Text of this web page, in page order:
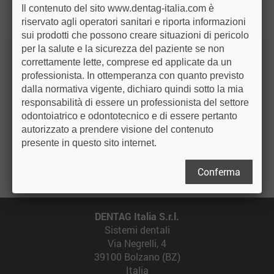
STUDIO DENTISTICO
Isolazione + Siliconi
Isolanti e masse modellabili
DENTAG Italia S.r.l.
Sistemi dentali
Via Negrelli, 4
39100 Bolzano (BZ)
Italia
Il contenuto del sito www.dentag-italia.com è
riservato agli operatori sanitari e riporta informazioni
sui prodotti che possono creare situazioni di pericolo
per la salute e la sicurezza del paziente se non
correttamente lette, comprese ed applicate da un
professionista. In ottemperanza con quanto previsto
dalla normativa vigente, dichiaro quindi sotto la mia
responsabilità di essere un professionista del settore
odontoiatrico e odontotecnico e di essere pertanto
autorizzato a prendere visione del contenuto
presente in questo sito internet.
Conferma